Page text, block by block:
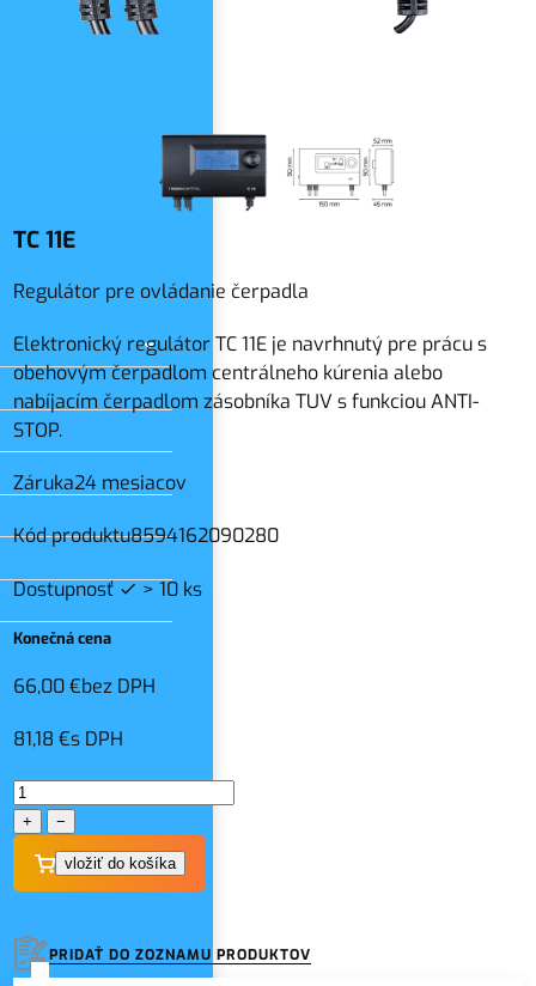
TC 11E
Regulátor pre ovládanie čerpadla
Elektronický regulátor TC 11E je navrhnutý pre prácu s
obehovým čerpadlom centrálneho kúrenia alebo
nabíjacím čerpadlom zásobníka TUV s funkciou ANTI-
STOP.
Záruka24 mesiacov
Kód produktu8594162090280
Dostupnosť > 10 ks
Konečná cena
66,00 €bez DPH
81,18 €s DPH
+ −
PRIDAŤ DO ZOZNAMU PRODUKTOV